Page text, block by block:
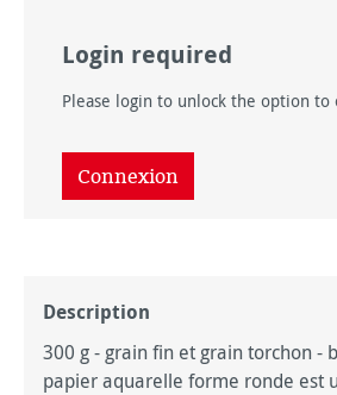
Login required
Please login to unlock the option to
Connexion
Description
300 g - grain fin et grain torchon -
papier aquarelle forme ronde est